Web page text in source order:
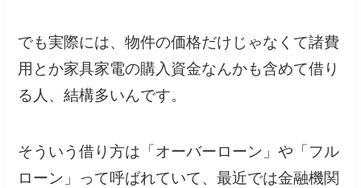
でも実際には、物件の価格だけじゃなくて諸費
用とか家具家電の購入資金なんかも含めて借り
る人、結構多いんです。
そういう借り方は「オーバーローン」や「フル
ローン」って呼ばれていて、最近では金融機関